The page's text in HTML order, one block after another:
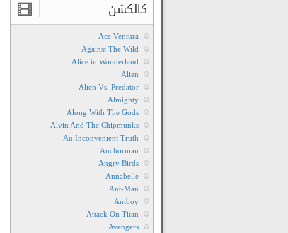
کالکشن
Ace Ventura
Against The Wild
Alice in Wonderland
Alien
Alien Vs. Predator
Almighty
Along With The Gods
Alvin And The Chipmunks
An Inconvenient Truth
Anchorman
Angry Birds
Annabelle
Ant-Man
Antboy
Attack On Titan
Avengers